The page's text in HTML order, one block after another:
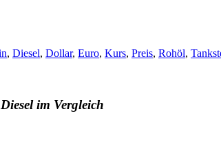
, Diesel, Dollar, Euro, Kurs, Preis, Rohöl,
im Vergleich